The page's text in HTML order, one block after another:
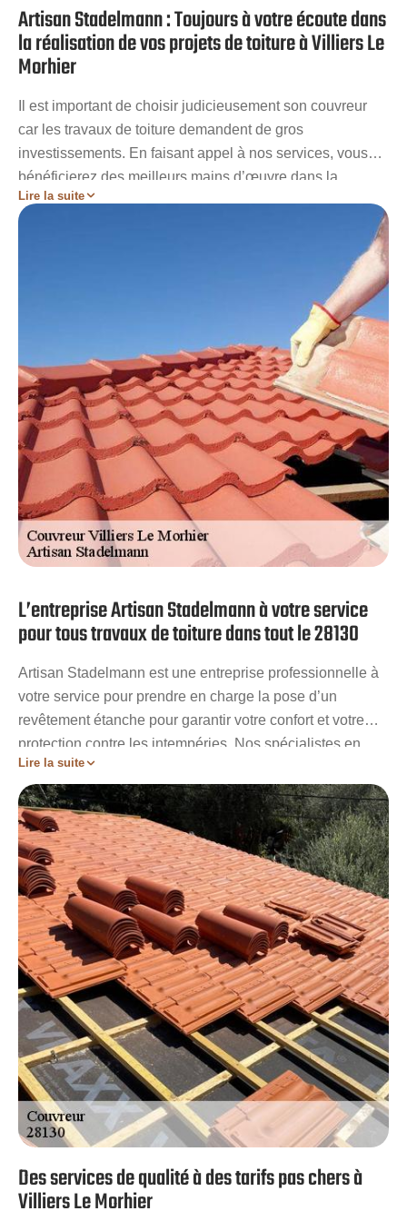
Artisan Stadelmann : Toujours à votre écoute dans
la réalisation de vos projets de toiture à Villiers Le
Morhier
Il est important de choisir judicieusement son couvreur
car les travaux de toiture demandent de gros
investissements. En faisant appel à nos services, vous
bénéficierez des meilleurs mains d’œuvre dans la
réalisation de votre chantier. Nous avons une équipe de
couvreurs aptes à prendre en compte vos moindres
demandes. Nous étudierons au complet votre chantier et
nous vous partagerons également des avis ainsi que des
conseils pratiques pour l’entretien de votre toit. Nous
vous invitons alors à découvrir nos services de qualité.
N’hésitez pas à faire appel à notre entreprise pour une
garantie d’un meilleur accompagnement.
Lire la suite
L’entreprise Artisan Stadelmann à votre service
pour tous travaux de toiture dans tout le 28130
Artisan Stadelmann est une entreprise professionnelle à
votre service pour prendre en charge la pose d’un
revêtement étanche pour garantir votre confort et votre
protection contre les intempéries. Nos spécialistes en
toiture peuvent également s'occuper de la restauration,
de la remise en état et de l’entretien de votre couverture.
Nous veillerons toujours répondre à vos exigences en
assurant des résultats de qualité. Si vous souhaitez avoir
plus d’information sur nos services et nos compétences,
demandez vos devis. Ce sera avec plaisir que nous vous
répondrons.
Lire la suite
Des services de qualité à des tarifs pas chers à
Villiers Le Morhier